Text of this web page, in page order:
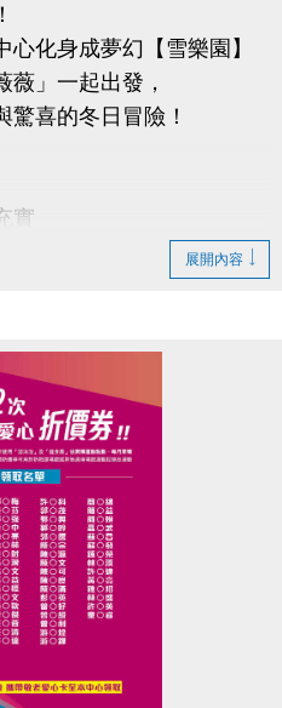
化身成夢幻【雪樂園】
薇」一起出發，
驚喜的冬日冒險！
實
、壁球、匹克球、游泳項
名任一梯 88 折
名任一梯 9 折
享 9 折、三梯享 88 折優惠
展開內容